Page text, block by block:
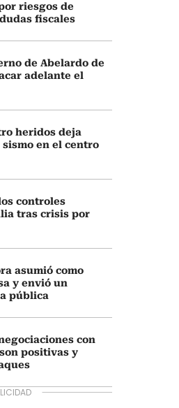
riesgos de
fiscales
de Abelardo de
adelante el
heridos deja
en el centro
controles
tras crisis por
asumió como
y envió un
pública
con
positivas y